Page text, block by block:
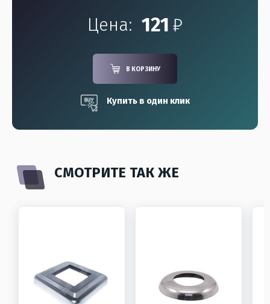
Цена: 121 ₽
В КОРЗИНУ
Купить в один клик
СМОТРИТЕ ТАК ЖЕ